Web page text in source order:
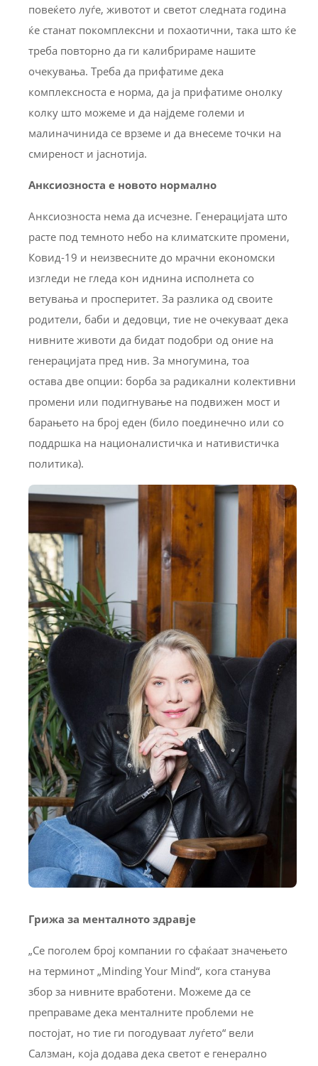
повеќето луѓе, животот и светот следната година
ќе станат покомплексни и похаотични, така што ќе
треба повторно да ги калибрираме нашите
очекувања. Треба да прифатиме дека
комплексноста е норма, да ја прифатиме онолку
колку што можеме и да најдеме големи и
малиначинида се врземе и да внесеме точки на
смиреност и јаснотија.
Анксиозноста е новото нормално
Анксиозноста нема да исчезне. Генерацијата што
расте под темното небо на климатските промени,
Ковид-19 и неизвесните до мрачни економски
изгледи не гледа кон иднина исполнета со
ветувања и просперитет. За разлика од своите
родители, баби и дедовци, тие не очекуваат дека
нивните животи да бидат подобри од оние на
генерацијата пред нив. За многумина, тоа
остава две опции: борба за радикални колективни
промени или подигнување на подвижен мост и
барањето на број еден (било поединечно или со
поддршка на националистичка и нативистичка
политика).
Грижа за менталното здравје
„Се поголем број компании го сфаќаат значењето
на терминот „Minding Your Mind“, кога станува
збор за нивните вработени. Можеме да се
преправаме дека менталните проблеми не
постојат, но тие ги погодуваат луѓето“ вели
Салзман, која додава дека светот е генерално